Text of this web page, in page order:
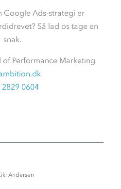
Google Ads-strategi er
Så lad os tage en
snak.
of Performance Marketing
0604
Andersen